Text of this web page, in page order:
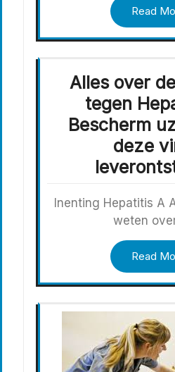
Read
Alles over
tegen
Bescherm
deze
Inenting Hepatitis A
weten
Read